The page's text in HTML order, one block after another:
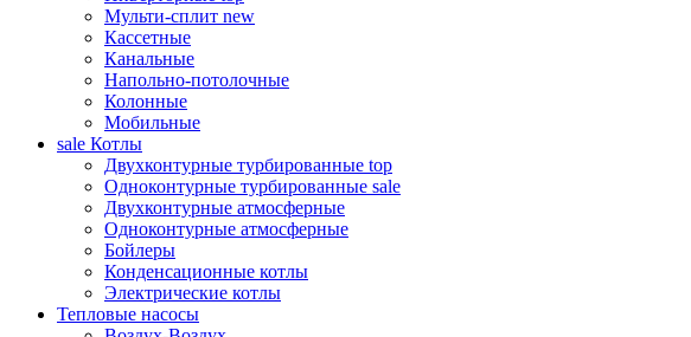
Мульти-сплит new
Кассетные
Канальные
Напольно-потолочные
Колонные
Мобильные
sale Котлы
Двухконтурные турбированные top
Одноконтурные турбированные sale
Двухконтурные атмосферные
Одноконтурные атмосферные
Бойлеры
Конденсационные котлы
Электрические котлы
Тепловые насосы